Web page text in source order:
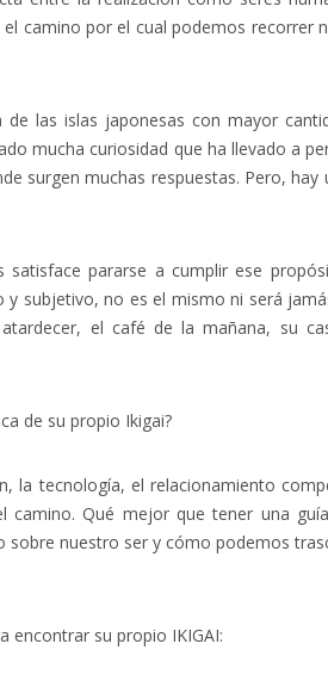
camino por el cual podemos recorrer
las islas japonesas con mayor
mucha curiosidad que ha llevado a
surgen muchas respuestas. Pero, hay
pararse a cumplir ese
subjetivo, no es el mismo ni será
el café de la mañana, su
de su propio Ikigai?
la tecnología, el relacionamiento
camino. Qué mejor que tener una
sobre nuestro ser y cómo podemos
encontrar su propio IKIGAI: